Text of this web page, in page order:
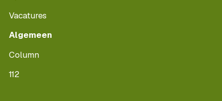
Vacatures
Algemeen
Column
112